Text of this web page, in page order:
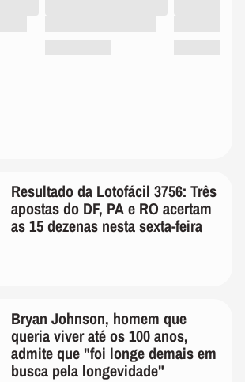
Resultado da Lotofácil 3756: Três
apostas do DF, PA e RO acertam
as 15 dezenas nesta sexta-feira
Bryan Johnson, homem que
queria viver até os 100 anos,
admite que "foi longe demais em
busca pela longevidade"